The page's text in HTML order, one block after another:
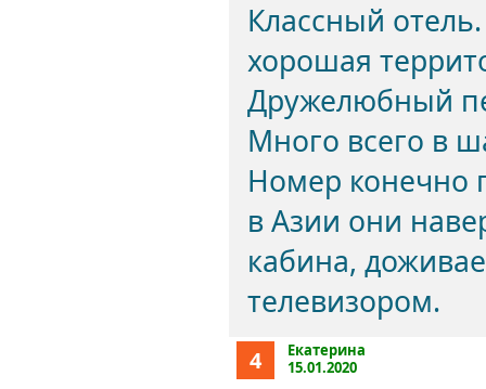
Классный
хорошая
Дружелюбный
Много всего в
Номер конечно
в Азии они
кабина,
телевизором.
4
Екатерина
15.01.2020